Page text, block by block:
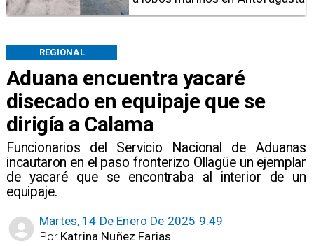
Aduana encuentra yacaré
disecado en equipaje que se
dirigía a Calama
Funcionarios del Servicio Nacional de Aduanas
incautaron en el paso fronterizo Ollagüe un ejemplar
de yacaré que se encontraba al interior de un
equipaje.
REGIONAL
Martes, 14 De Enero De 2025 9:49
Katrina Nuñez Farias
Por